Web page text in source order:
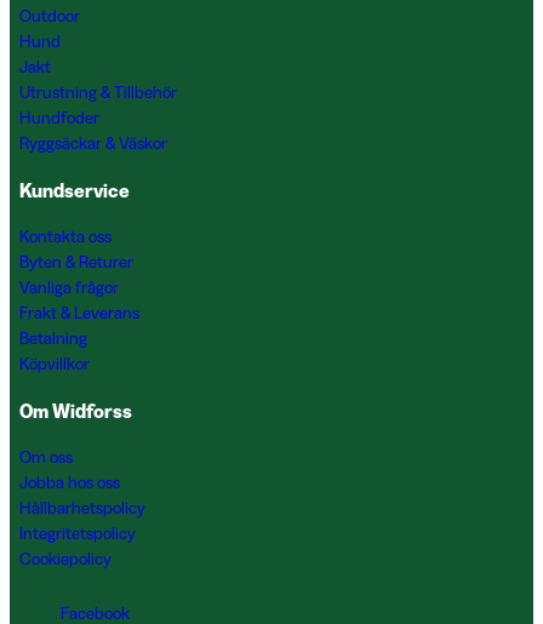
Outdoor
Hund
Jakt
Utrustning & Tillbehör
Hundfoder
Ryggsäckar & Väskor
Kundservice
Kontakta oss
Byten & Returer
Vanliga frågor
Frakt & Leverans
Betalning
Köpvillkor
Om Widforss
Om oss
Jobba hos oss
Hållbarhetspolicy
Integritetspolicy
Cookiepolicy
Facebook